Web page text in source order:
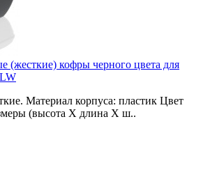
(жесткие) кофры черного цвета для
Материал корпуса: пластик Цвет
(высота X длина X ш..